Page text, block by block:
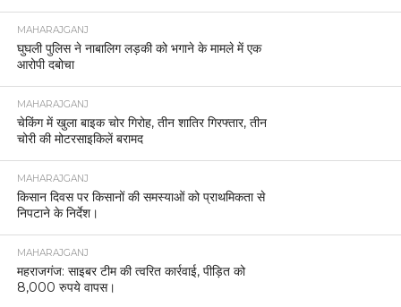
MAHARAJGANJ
घुघली पुलिस ने नाबालिग लड़की को भगाने के मामले में एक
आरोपी दबोचा
MAHARAJGANJ
चेकिंग में खुला बाइक चोर गिरोह, तीन शातिर गिरफ्तार, तीन
चोरी की मोटरसाइकिलें बरामद
MAHARAJGANJ
किसान दिवस पर किसानों की समस्याओं को प्राथमिकता से
निपटाने के निर्देश।
MAHARAJGANJ
महराजगंज: साइबर टीम की त्वरित कार्रवाई, पीड़ित को
8,000 रुपये वापस।